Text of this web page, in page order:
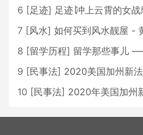
6 [足迹] 足迹∣冲上云霄的女战
7 [风水] 如何买到风水靓屋 -
8 [留学历程] 留学那些事儿 —— 探秘
9 [民事法] 2020美国加州新法
10 [民事法] 2020年美国加州